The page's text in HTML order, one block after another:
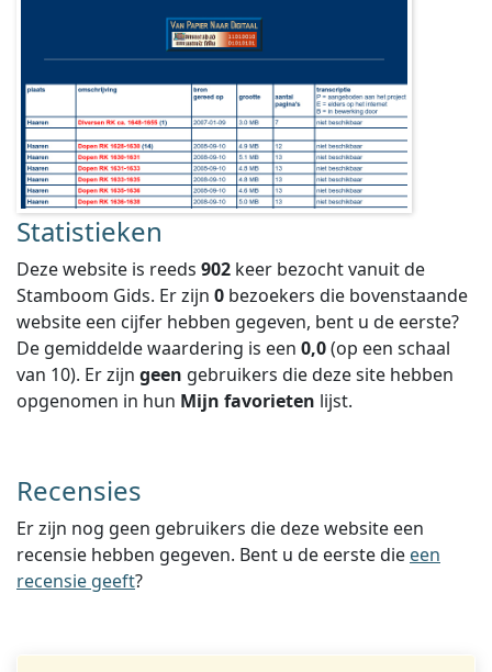
Statistieken
Deze website is reeds 902 keer bezocht vanuit de
Stamboom Gids. Er zijn 0 bezoekers die bovenstaande
website een cijfer hebben gegeven, bent u de eerste?
De gemiddelde waardering is een 0,0(op een schaal
van 10). Er zijn geen gebruikers die deze site hebben
opgenomen in hun Mijn favorieten lijst.
Recensies
Er zijn nog geen gebruikers die deze website een
recensie hebben gegeven. Bent u de eerste die een
recensie geeft?